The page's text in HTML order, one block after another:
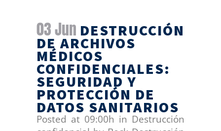
03 Jun DESTRUCCIÓN
DE ARCHIVOS
MÉDICOS
CONFIDENCIALES:
SEGURIDAD Y
PROTECCIÓN DE
DATOS SANITARIOS
Posted at 09:00h in Destrucción